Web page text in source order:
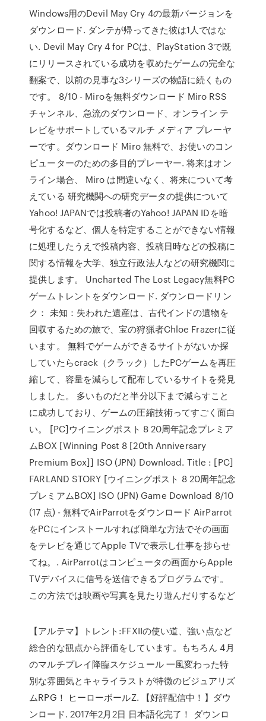
Windows用のDevil May Cry 4の最新バージョンを
ダウンロード. ダンテが帰ってきた彼は1人ではな
い. Devil May Cry 4 for PCは、PlayStation 3で既
にリリースされている成功を収めたゲームの完全な
翻案で、以前の見事な3シリーズの物語に続くもの
です。 8/10 - Miroを無料ダウンロード Miro RSS
チャンネル、急流のダウンロード、オンライン テ
レビをサポートしているマルチ メディア プレーヤ
ーです。ダウンロード Miro 無料で、お使いのコン
ピューターのための多目的プレーヤー. 将来はオン
ライン場合、 Miro は間違いなく、将来について考
えている 研究機関への研究データの提供について
Yahoo! JAPANでは投稿者のYahoo! JAPAN IDを暗
号化するなど、個人を特定することができない情報
に処理したうえで投稿内容、投稿日時などの投稿に
関する情報を大学、独立行政法人などの研究機関に
提供します。 Uncharted The Lost Legacy無料PC
ゲームトレントをダウンロード. ダウンロードリン
ク： 未知：失われた遺産は、古代インドの遺物を
回収するための旅で、宝の狩猟者Chloe Frazerに従
います。 無料でゲームができるサイトがないか探
していたらcrack（クラック）したPCゲームを再圧
縮して、容量を減らして配布しているサイトを発見
しました。 多いものだと半分以下まで減らすこと
に成功しており、ゲームの圧縮技術ってすごく面白
い。 [PC]ウイニングポスト 8 20周年記念プレミア
ムBOX [Winning Post 8 [20th Anniversary
Premium Box]] ISO (JPN) Download. Title : [PC]
FARLAND STORY [ウイニングポスト 8 20周年記念
プレミアムBOX] ISO (JPN) Game Download 8/10
(17 点) - 無料でAirParrotをダウンロード AirParrot
をPCにインストールすれば簡単な方法でその画面
をテレビを通じてApple TVで表示し仕事を捗らせ
てね。. AirParrotはコンピュータの画面からApple
TVデバイスに信号を送信できるプログラムです。
この方法では映画や写真を見たり遊んだりするなど
【アルテマ】トレント:FFXIIの使い道、強い点など
総合的な観点から評価をしています。もちろん 4月
のマルチプレイ降臨スケジュール 一風変わった特
別な雰囲気とキャライラストが特徴のビジュアリズ
ムRPG！ ヒーローボールZ. 【好評配信中！】ダウ
ンロード. 2017年2月2日 日本語化完了！ ダウンロ